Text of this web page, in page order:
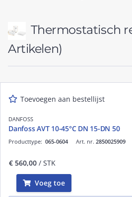
Thermostatisch
Artikelen)
Toevoegen aan bestellijst
DANFOSS
Danfoss AVT 10-45°C DN 15-DN 50
Art. nr. 2850025909
Producttype: 065-0604
€ 560,00 / STK
Voeg toe